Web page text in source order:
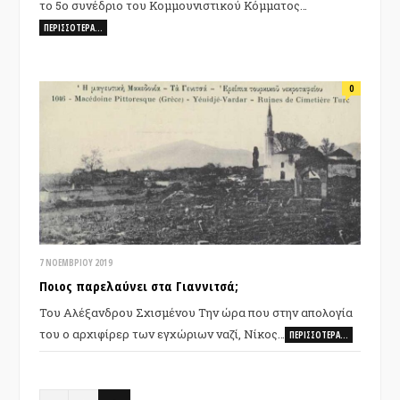
το 5ο συνέδριο του Κομμουνιστικού Κόμματος…
ΠΕΡΙΣΣΌΤΕΡΑ…
7 ΝΟΕΜΒΡΊΟΥ 2019
0
Ποιος παρελαύνει στα Γιαννιτσά;
Του Αλέξανδρου Σχισμένου Την ώρα που στην απολογία
του ο αρχιφίρερ των εγχώριων ναζί, Νίκος… ΠΕΡΙΣΣΌΤΕΡΑ…